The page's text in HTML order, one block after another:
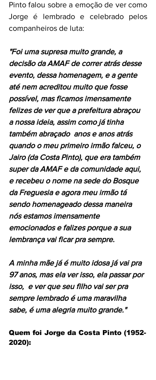
Pinto falou sobre a emoção de ver como
Jorge é lembrado e celebrado pelos
companheiros de luta:
"Foi uma supresa muito grande, a
decisão da AMAF de correr atrás desse
evento, dessa homenagem, e a gente
até nem acreditou muito que fosse
possível, mas ficamos imensamente
felizes de ver que a prefeitura abraçou
a nossa ideia, assim como já tinha
também abraçado  anos e anos atrás
quando o meu primeiro irmão falceu, o
Jairo (da Costa Pinto), que era também
super da AMAF e da comunidade aqui,
e recebeu o nome na sede do Bosque
da Freguesia e agora meu irmão tá
sendo homenageado dessa maneira
nós estamos imensamente
emocionados e falizes porque a sua
lembrança vai ficar pra sempre.
A minha mãe já é muito idosa já vai pra
97 anos, mas ela ver isso, ela passar por
isso,  e ver que seu filho vai ser pra
sempre lembrado é uma maravilha
sabe, é uma alegria muito grande."
Quem foi Jorge da Costa Pinto (1952-
2020):